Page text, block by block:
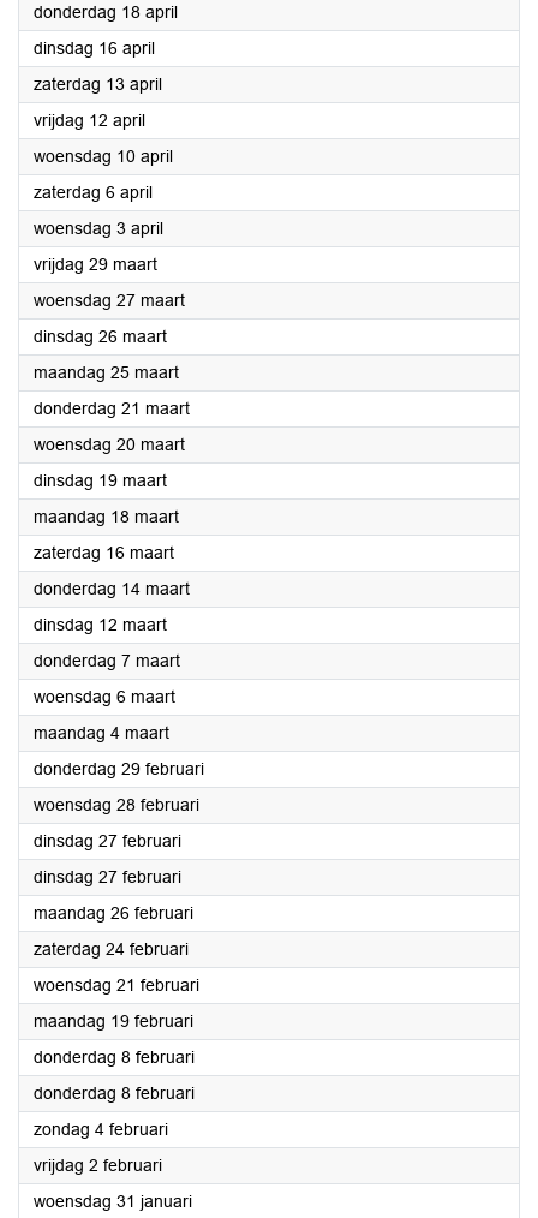
donderdag 18 april2024
dinsdag 16 april2024
zaterdag 13 april2024
vrijdag 12 april2024
woensdag 10 april2024
zaterdag 6 april2024
woensdag 3 april2024
vrijdag 29 maart2024
woensdag 27 maart2024
dinsdag 26 maart2024
maandag 25 maart2024
donderdag 21 maart2024
woensdag 20 maart2024
dinsdag 19 maart2024
maandag 18 maart2024
zaterdag 16 maart2024
donderdag 14 maart2024
dinsdag 12 maart2024
donderdag 7 maart2024
woensdag 6 maart2024
maandag 4 maart2024
donderdag 29 februari2024
woensdag 28 februari2024
dinsdag 27 februari2024
dinsdag 27 februari2024
maandag 26 februari2024
zaterdag 24 februari2024
woensdag 21 februari2024
maandag 19 februari2024
donderdag 8 februari2024
donderdag 8 februari2024
zondag 4 februari2024
vrijdag 2 februari2024
woensdag 31 januari2024